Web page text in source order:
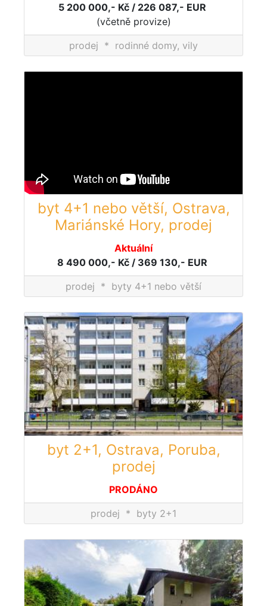
5 200 000,- Kč / 226 087,- EUR
(včetně provize)
prodej * rodinné domy, vily
byt 4+1 nebo větší, Ostrava,
Mariánské Hory, prodej
Aktuální
8 490 000,- Kč / 369 130,- EUR
prodej * byty 4+1 nebo větší
byt 2+1, Ostrava, Poruba,
prodej
PRODÁNO
prodej * byty 2+1